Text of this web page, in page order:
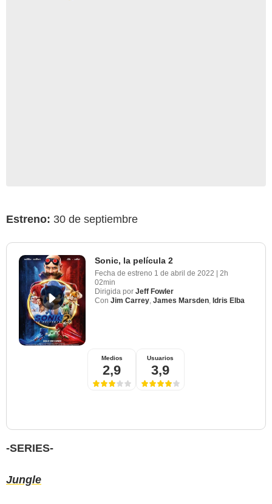
Estreno: 30 de septiembre
Sonic, la película 2
Fecha de estreno 1 de abril de 2022 | 2h
02min
Dirigida por Jeff Fowler
Con Jim Carrey James Marsden Idris Elba
Medios
2,9
Usuarios
3,9
-SERIES-
Jungle